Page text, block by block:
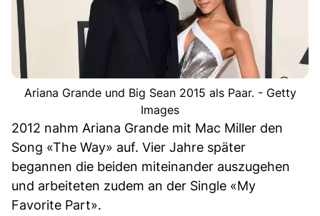
Ariana Grande und Big Sean 2015 als Paar. - Getty
Images
2012 nahm Ariana Grande mit Mac Miller den
Song «The Way» auf. Vier Jahre später
begannen die beiden miteinander auszugehen
und arbeiteten zudem an der Single «My
Favorite Part».